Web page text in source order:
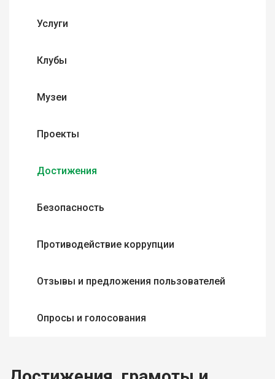
Услуги
Клубы
Музеи
Проекты
Достижения
Безопасность
Противодействие коррупции
Отзывы и предложения пользователей
Опросы и голосования